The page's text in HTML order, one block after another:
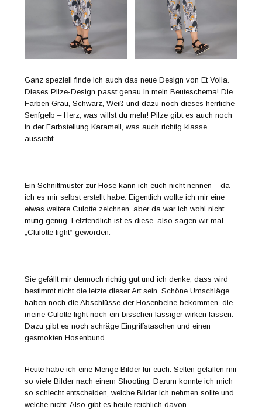
Ganz speziell finde ich auch das neue Design von Et Voila.
Dieses Pilze-Design passt genau in mein Beuteschema! Die
Farben Grau, Schwarz, Weiß und dazu noch dieses herrliche
Senfgelb – Herz, was willst du mehr! Pilze gibt es auch noch
in der Farbstellung Karamell, was auch richtig klasse
aussieht.
Ein Schnittmuster zur Hose kann ich euch nicht nennen – da
ich es mir selbst erstellt habe. Eigentlich wollte ich mir eine
etwas weitere Culotte zeichnen, aber da war ich wohl nicht
mutig genug. Letztendlich ist es diese, also sagen wir mal
„Clulotte light“ geworden.
Sie gefällt mir dennoch richtig gut und ich denke, dass wird
bestimmt nicht die letzte dieser Art sein. Schöne Umschläge
haben noch die Abschlüsse der Hosenbeine bekommen, die
meine Culotte light noch ein bisschen lässiger wirken lassen.
Dazu gibt es noch schräge Eingriffstaschen und einen
gesmokten Hosenbund.
Heute habe ich eine Menge Bilder für euch. Selten gefallen mir
so viele Bilder nach einem Shooting. Darum konnte ich mich
so schlecht entscheiden, welche Bilder ich nehmen sollte und
welche nicht. Also gibt es heute reichlich davon.